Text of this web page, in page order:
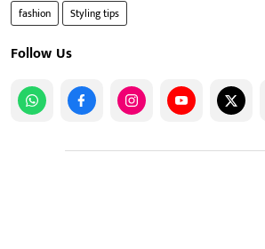
fashion Styling tips
Follow Us